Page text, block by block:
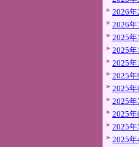
2026年
2026年
2025年
2025年
2025年
2025年
2025年
2025年
2025年
2025年
2025年